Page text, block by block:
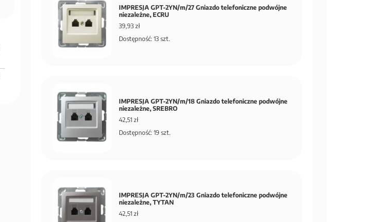
IMPRESJA GPT-2YN/m/27 Gniazdo telefoniczne podwójne
niezależne, ECRU
39,93 zł
Dostępność: 13 szt.
IMPRESJA GPT-2YN/m/18 Gniazdo telefoniczne podwójne
niezależne, SREBRO
42,51 zł
Dostępność: 19 szt.
IMPRESJA GPT-2YN/m/23 Gniazdo telefoniczne podwójne
niezależne, TYTAN
42,51 zł